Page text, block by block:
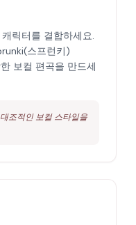
릭터를 결합하세요.
스프런키)
보컬 편곡을 만드세
조적인 보컬 스타일을